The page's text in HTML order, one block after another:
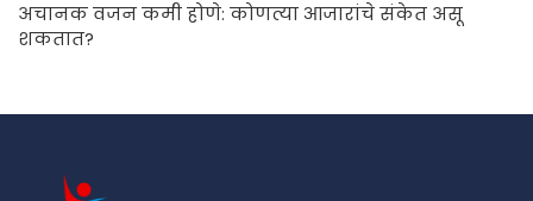
अचानक वजन कमी होणे: कोणत्या आजारांचे संकेत असू
शकतात?